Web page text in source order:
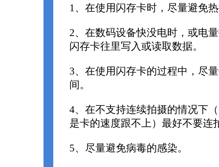
1、在使用闪存卡时，尽量避免
2、在数码设备快没电时，或电
闪存卡往里写入或读取数据。
3、在使用闪存卡的过程中，尽
间。
4、在不支持连续拍摄的情况下
是卡的速度跟不上）最好不要连
5、尽量避免病毒的感染。